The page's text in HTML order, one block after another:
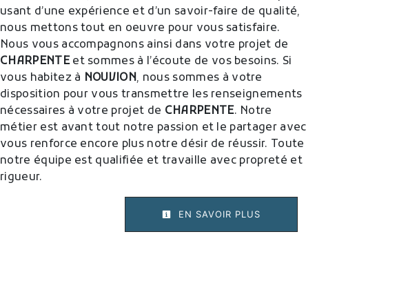
usant d’une expérience et d’un savoir-faire de qualité,
nous mettons tout en oeuvre pour vous satisfaire.
Nous vous accompagnons ainsi dans votre projet de
CHARPENTEet sommes à l’écoute de vos besoins. Si
vous habitez à NOUVION, nous sommes à votre
disposition pour vous transmettre les renseignements
nécessaires à votre projet de CHARPENTE. Notre
métier est avant tout notre passion et le partager avec
vous renforce encore plus notre désir de réussir. Toute
notre équipe est qualifiée et travaille avec propreté et
rigueur.
EN SAVOIR PLUS